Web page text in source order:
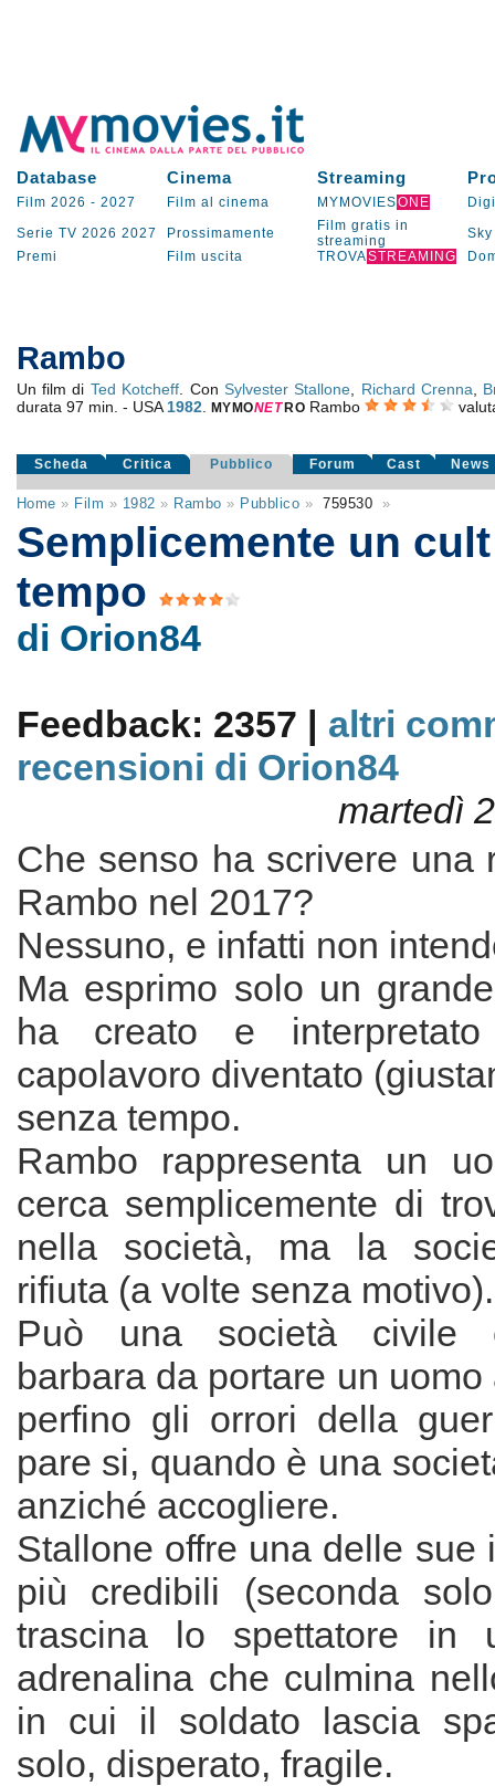
Database Cinema Streaming
Film 2026 - 2027 Film al cinema MYMOVIESONE
Serie TV 2026 2027 Prossimamente
Film gratis in
streaming
Sky
Premi
Film uscita TROVASTREAMING
Rambo
Un film di Ted Kotcheff . Con Sylvester Stallone Richard Crenna
durata 97 min. - USA 1982. MYMONET RO Rambo
Scheda Critica Pubblico Forum Cast News
Home » Film » 1982 » Rambo » Pubblico » 759530 »
Semplicemente un
tempo
di Orion84
Feedback: 2357 | altri
recensioni di Orion84
martedì
Che senso ha scrivere una
Rambo nel 2017?
Nessuno, e infatti non
Ma esprimo solo un
ha creato e
capolavoro diventato
senza tempo.
Rambo rappresenta un
cerca semplicemente di
nella società, ma la
rifiuta (a volte senza
Può una società civile
barbara da portare un
perfino gli orrori della
pare si, quando è una
anziché accogliere.
Stallone offre una delle sue
più credibili (seconda
trascina lo spettatore in
adrenalina che culmina
in cui il soldato lascia
solo, disperato, fragile.